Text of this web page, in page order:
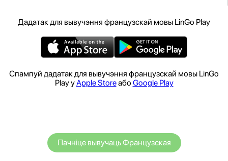
Дадатак для вывучэння французскай мовы LinGo Play
Спампуй дадатак для вывучэння французскай мовы LinGo
Play уApple Storeабо Google Play
Пачніце вывучаць Французская